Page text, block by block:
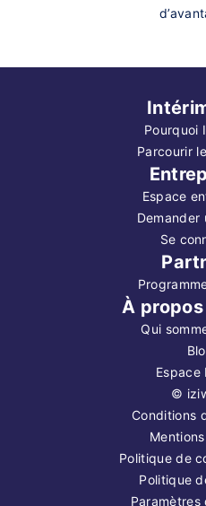
Pourquoi
Parcourir
Espace
Demander
Se
À
Qui
Espace
©
Conditions
Politique de
Politique
Paramètres